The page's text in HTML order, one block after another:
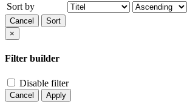
Sort by
Cancel
Sort
×
Filter builder
Disable filter
Cancel Apply